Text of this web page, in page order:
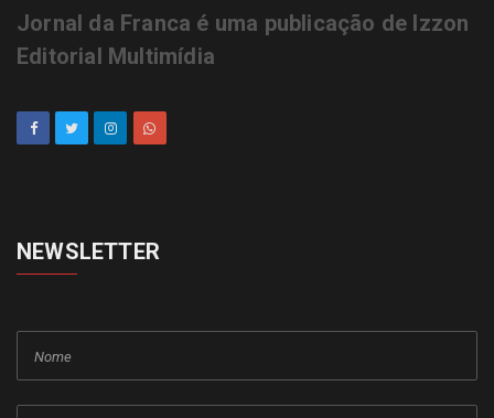
Jornal da Franca é uma publicação de Izzon
Editorial Multimídia
NEWSLETTER